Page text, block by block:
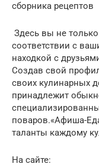
сборника рецептов
Здесь вы не
соответствии с
находкой с
Создав свой
своих кулинарных
принадлежит
поваров.«Афиша-
таланты каждому
На сайте: